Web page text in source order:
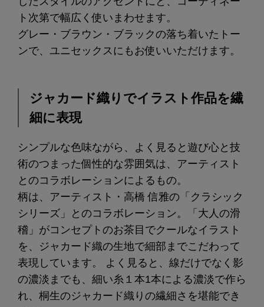
ト次第で幅広く使いまわせます。
グレー・ブラウン・ブラックの落ち着いたトー
ンで、ユニセックスにもお使いいただけます。
ジャカード織りでイラスト作品を繊
細に表現
シンプルな色味ながら、よく見ると遊び心と技
術のつまった個性的な雰囲気は、アーティスト
とのコラボレーションによるもの。
柄は、アーティスト・高橋 信雅の「クラシック
シリーズ」とのコラボレーション。「大人の滑
稽」がコンセプトのお茶目でクールなイラスト
を、ジャカード織の生地で細部までこだわって
表現しています。 よく見ると、線だけでなく影
の濃淡までも、細い糸１本1本による濃淡で作ら
れ、桐生のジャカード織りの繊細さを堪能でき